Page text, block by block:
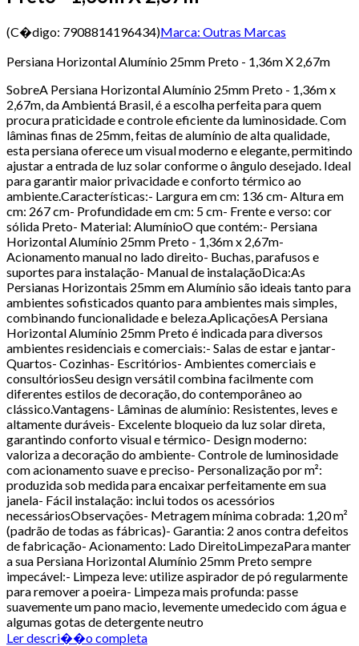
(C�digo: 7908814196434)Marca: Outras Marcas
Persiana Horizontal Alumínio 25mm Preto - 1,36m X 2,67m
SobreA Persiana Horizontal Alumínio 25mm Preto - 1,36m x
2,67m, da Ambientá Brasil, é a escolha perfeita para quem
procura praticidade e controle eficiente da luminosidade. Com
lâminas finas de 25mm, feitas de alumínio de alta qualidade,
esta persiana oferece um visual moderno e elegante, permitindo
ajustar a entrada de luz solar conforme o ângulo desejado. Ideal
para garantir maior privacidade e conforto térmico ao
ambiente.Características:- Largura em cm: 136 cm- Altura em
cm: 267 cm- Profundidade em cm: 5 cm- Frente e verso: cor
sólida Preto- Material: AlumínioO que contém:- Persiana
Horizontal Alumínio 25mm Preto - 1,36m x 2,67m-
Acionamento manual no lado direito- Buchas, parafusos e
suportes para instalação- Manual de instalaçãoDica:As
Persianas Horizontais 25mm em Alumínio são ideais tanto para
ambientes sofisticados quanto para ambientes mais simples,
combinando funcionalidade e beleza.AplicaçõesA Persiana
Horizontal Alumínio 25mm Preto é indicada para diversos
ambientes residenciais e comerciais:- Salas de estar e jantar-
Quartos- Cozinhas- Escritórios- Ambientes comerciais e
consultóriosSeu design versátil combina facilmente com
diferentes estilos de decoração, do contemporâneo ao
clássico.Vantagens- Lâminas de alumínio: Resistentes, leves e
altamente duráveis- Excelente bloqueio da luz solar direta,
garantindo conforto visual e térmico- Design moderno:
valoriza a decoração do ambiente- Controle de luminosidade
com acionamento suave e preciso- Personalização por m²:
produzida sob medida para encaixar perfeitamente em sua
janela- Fácil instalação: inclui todos os acessórios
necessáriosObservações- Metragem mínima cobrada: 1,20 m²
(padrão de todas as fábricas)- Garantia: 2 anos contra defeitos
de fabricação- Acionamento: Lado DireitoLimpezaPara manter
a sua Persiana Horizontal Alumínio 25mm Preto sempre
impecável:- Limpeza leve: utilize aspirador de pó regularmente
para remover a poeira- Limpeza mais profunda: passe
suavemente um pano macio, levemente umedecido com água e
algumas gotas de detergente neutro
Ler descri��o completa